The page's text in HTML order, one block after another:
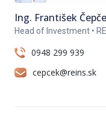
Ing. František
Head of Investment •
0948 299 939
cepcek@reins.sk